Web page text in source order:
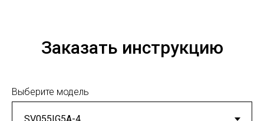
Заказать инструкцию
Выберите модель